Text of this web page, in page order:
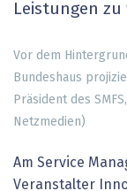
Leistungen
Vor dem
Bundeshaus
Präsident des
Netzmedien)
Am Service
Veranstalter